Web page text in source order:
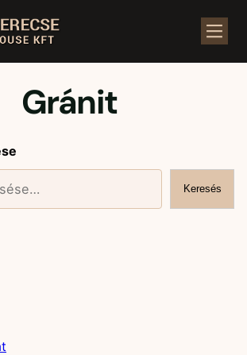
Gránit
Keresés